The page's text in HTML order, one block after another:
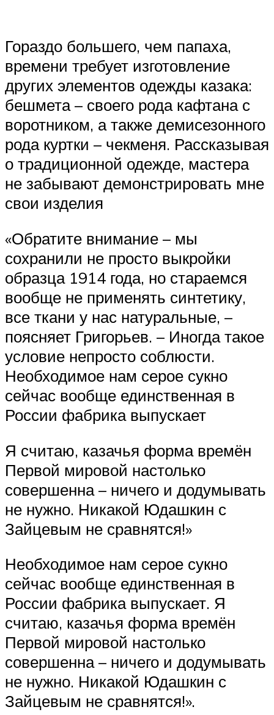
Гораздо большего, чем папаха,
времени требует изготовление
других элементов одежды казака:
бешмета – своего рода кафтана с
воротником, а также демисезонного
рода куртки – чекменя. Рассказывая
о традиционной одежде, мастера
не забывают демонстрировать мне
свои изделия
«Обратите внимание – мы
сохранили не просто выкройки
образца 1914 года, но стараемся
вообще не применять синтетику,
все ткани у нас натуральные, –
поясняет Григорьев. – Иногда такое
условие непросто соблюсти.
Необходимое нам серое сукно
сейчас вообще единственная в
России фабрика выпускает
Я считаю, казачья форма времён
Первой мировой настолько
совершенна – ничего и додумывать
не нужно. Никакой Юдашкин с
Зайцевым не сравнятся!»
Необходимое нам серое сукно
сейчас вообще единственная в
России фабрика выпускает. Я
считаю, казачья форма времён
Первой мировой настолько
совершенна – ничего и додумывать
не нужно. Никакой Юдашкин с
Зайцевым не сравнятся!».